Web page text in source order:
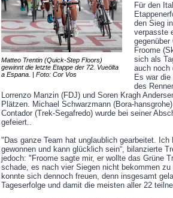
Matteo Trentin (Quick-Step Floors)
gewinnt die letzte Etappe der 72. Vueölta
a Espana. | Foto: Cor Vos
Für den
den Sieg
verpasste
gegenüber
Froome
sich als
auch noch
Es war
des
Lorrenzo Manzin (FDJ) und Soren Kragh
Plätzen. Michael Schwarzmann (Bora-
Contador (Trek-Segafredo) wurde bei seiner
gefeiert..
"Das ganze Team hat unglaublich gearbeitet. Ich
gewonnen und kann glücklich sein“, bilanzierte
jedoch: "Froome sagte mir, er wollte das Grüne
schade, es nach vier Siegen nicht bekommen zu
konnte sich dennoch freuen, denn insgesamt
Tageserfolge und damit die meisten aller 22